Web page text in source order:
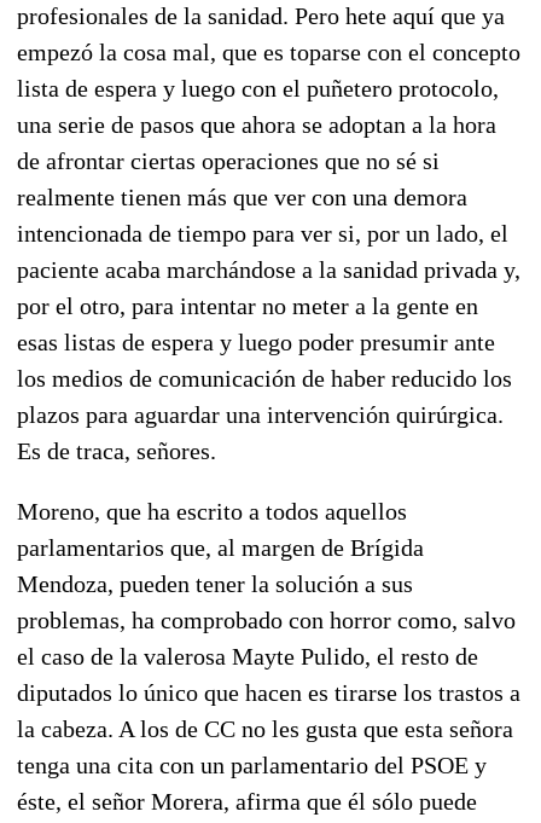
profesionales de la sanidad. Pero hete aquí que ya
empezó la cosa mal, que es toparse con el concepto
lista de espera y luego con el puñetero protocolo,
una serie de pasos que ahora se adoptan a la hora
de afrontar ciertas operaciones que no sé si
realmente tienen más que ver con una demora
intencionada de tiempo para ver si, por un lado, el
paciente acaba marchándose a la sanidad privada y,
por el otro, para intentar no meter a la gente en
esas listas de espera y luego poder presumir ante
los medios de comunicación de haber reducido los
plazos para aguardar una intervención quirúrgica.
Es de traca, señores.
Moreno, que ha escrito a todos aquellos
parlamentarios que, al margen de Brígida
Mendoza, pueden tener la solución a sus
problemas, ha comprobado con horror como, salvo
el caso de la valerosa Mayte Pulido, el resto de
diputados lo único que hacen es tirarse los trastos a
la cabeza. A los de CC no les gusta que esta señora
tenga una cita con un parlamentario del PSOE y
éste, el señor Morera, afirma que él sólo puede